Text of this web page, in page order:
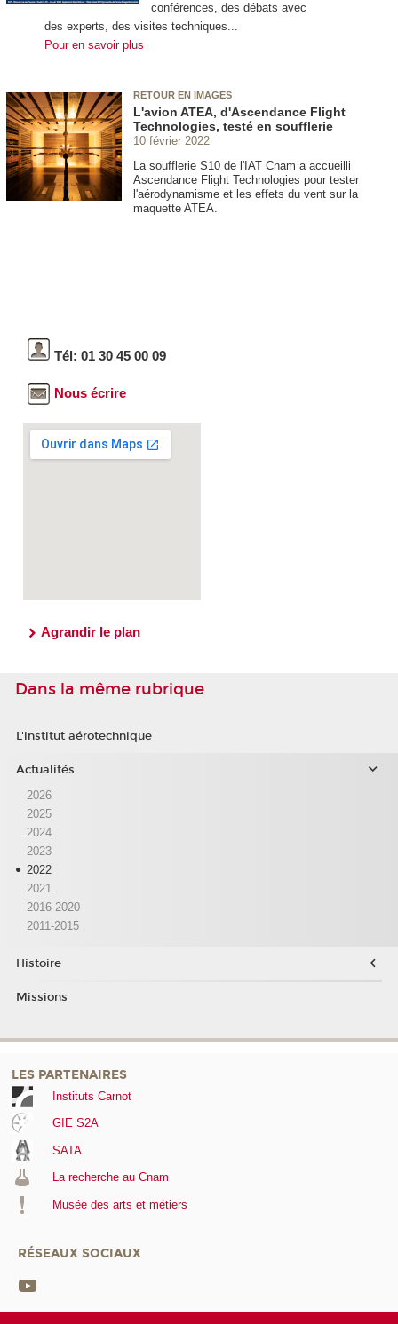
conférences, des débats avec
des experts, des visites techniques...
Pour en savoir plus
RETOUR EN IMAGES
L'avion ATEA, d'Ascendance Flight
Technologies, testé en soufflerie
10 février 2022
La soufflerie S10 de l'IAT Cnam a accueilli
Ascendance Flight Technologies pour tester
l'aérodynamisme et les effets du vent sur la
maquette ATEA.
Tél: 01 30 45 00 09
Nous écrire
Agrandir le plan
Dans la même rubrique
L'institut aérotechnique
Actualités
2026
2025
2024
2023
2022
2021
2016-2020
2011-2015
Histoire
Missions
LES PARTENAIRES
Instituts Carnot
GIE S2A
SATA
La recherche au Cnam
Musée des arts et métiers
RÉSEAUX SOCIAUX